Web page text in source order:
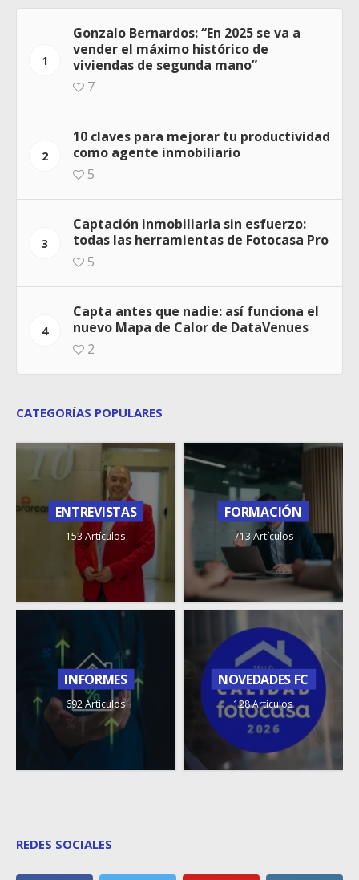
1
Gonzalo Bernardos: “En 2025 se va a
vender el máximo histórico de
viviendas de segunda mano”
7
2
10 claves para mejorar tu productividad
como agente inmobiliario
5
3
Captación inmobiliaria sin esfuerzo:
todas las herramientas de Fotocasa Pro
5
4
Capta antes que nadie: así funciona el
nuevo Mapa de Calor de DataVenues
2
CATEGORÍAS POPULARES
ENTREVISTAS
153 Artículos
FORMACIÓN
713 Artículos
INFORMES
692 Artículos
NOVEDADES FC
128 Artículos
REDES SOCIALES